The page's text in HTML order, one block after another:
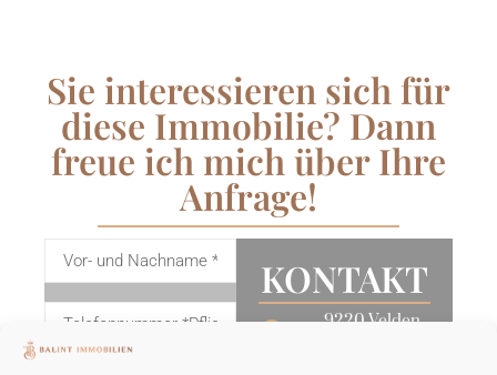
Sie interessieren sich für
diese Immobilie? Dann
freue ich mich über Ihre
Anfrage!
KONTAKT
9220 Velden